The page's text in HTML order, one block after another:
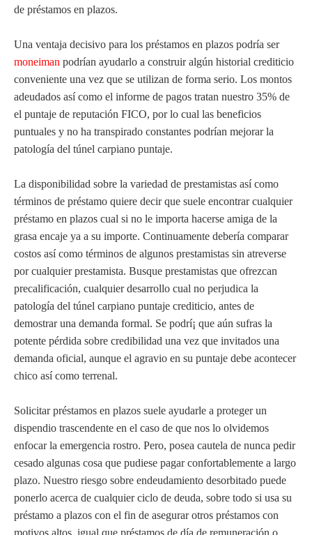
de préstamos en plazos.
Una ventaja decisivo para los préstamos en plazos podrí­a ser
moneiman podrían ayudarlo a construir algún historial crediticio
conveniente una vez que se utilizan de forma serio. Los montos
adeudados así­ como el informe de pagos tratan nuestro 35% de
el puntaje de reputación FICO, por lo cual las beneficios
puntuales y no ha transpirado constantes podrían mejorar la
patologí­a del túnel carpiano puntaje.
La disponibilidad sobre la variedad de prestamistas así­ como
términos de préstamo quiere decir que suele encontrar cualquier
préstamo en plazos cual si no le importa hacerse amiga de la
grasa encaje ya a su importe. Continuamente debería comparar
costos así­ como términos de algunos prestamistas sin atreverse
por cualquier prestamista. Busque prestamistas que ofrezcan
precalificación, cualquier desarrollo cual no perjudica la
patologí­a del túnel carpiano puntaje crediticio, antes de
demostrar una demanda formal. Se podrí¡ que aún sufras la
potente pérdida sobre credibilidad una vez que invitados una
demanda oficial, aunque el agravio en su puntaje debe acontecer
chico así­ como terrenal.
Solicitar préstamos en plazos suele ayudarle a proteger un
dispendio trascendente en el caso de que nos lo olvidemos
enfocar la emergencia rostro. Pero, posea cautela de nunca pedir
cesado algunas cosa que pudiese pagar confortablemente a largo
plazo. Nuestro riesgo sobre endeudamiento desorbitado puede
ponerlo acerca de cualquier ciclo de deuda, sobre todo si usa su
préstamo a plazos con el fin de asegurar otros préstamos con
motivos altos, igual que préstamos de día de remuneración o